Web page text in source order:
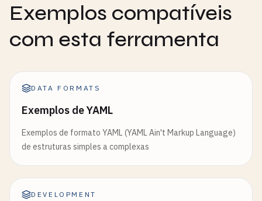
Exemplos compatíveis
com esta ferramenta
DATA FORMATS
Exemplos de YAML
Exemplos de formato YAML (YAML Ain't Markup Language)
de estruturas simples a complexas
DEVELOPMENT